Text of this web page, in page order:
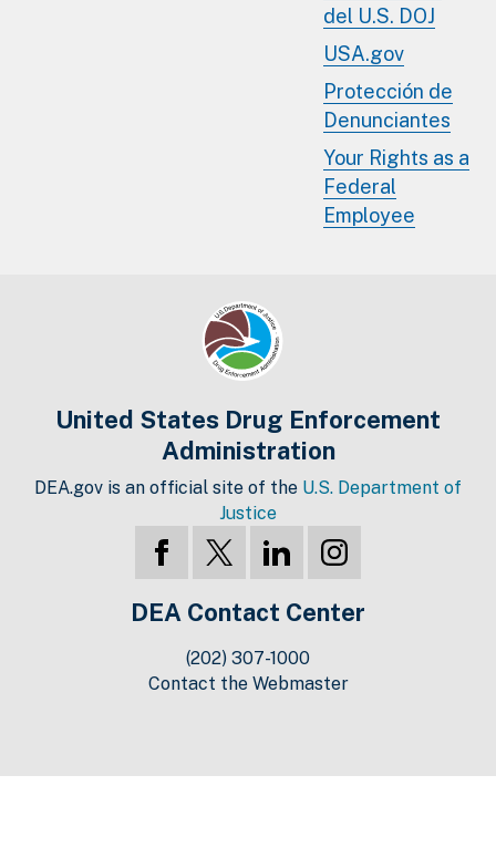
del U.S. DOJ
USA.gov
Protección de
Denunciantes
Your Rights as a
Federal
Employee
United States Drug Enforcement
Administration
DEA.gov is an official site of the U.S. Department of
Justice
DEA Contact Center
(202) 307-1000
Contact the Webmaster